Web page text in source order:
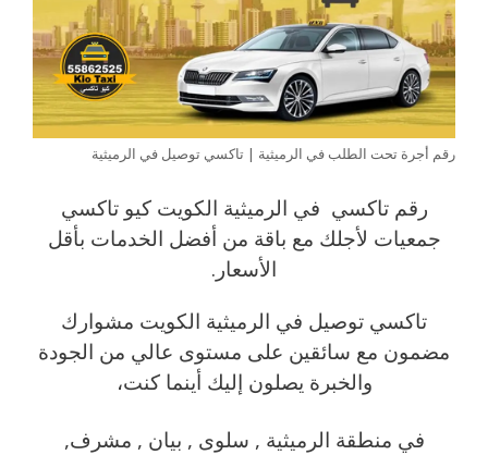
رقم أجرة تحت الطلب في الرميثية | تاكسي توصيل في الرميثية
رقم تاكسي في الرميثية الكويت كيو تاكسي
جمعيات لأجلك مع باقة من أفضل الخدمات بأقل
الأسعار.
تاكسي توصيل في الرميثية الكويت مشوارك
مضمون مع سائقين على مستوى عالي من الجودة
والخبرة يصلون إليك أينما كنت،
في منطقة الرميثية , سلوى , بيان , مشرف,